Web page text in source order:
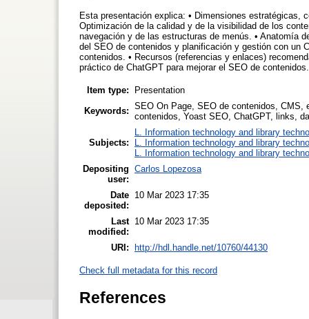
Esta presentación explica: • Dimensiones estratégicas,
Optimización de la calidad y de la visibilidad de los
navegación y de las estructuras de menús. • Anatomía
del SEO de contenidos y planificación y gestión con un
contenidos. • Recursos (referencias y enlaces)
práctico de ChatGPT para mejorar el SEO de contenidos.
Item type:
Presentation
Keywords: SEO On Page, SEO de contenidos, CMS,
contenidos, Yoast SEO, ChatGPT, links,
Subjects:
L. Information technology and library
L. Information technology and library
L. Information technology and library
Depositing
user:
Carlos Lopezosa
Date
deposited:
10 Mar 2023 17:35
Last
modified:
10 Mar 2023 17:35
URI: http://hdl.handle.net/10760/44130
Check full metadata for this record
References